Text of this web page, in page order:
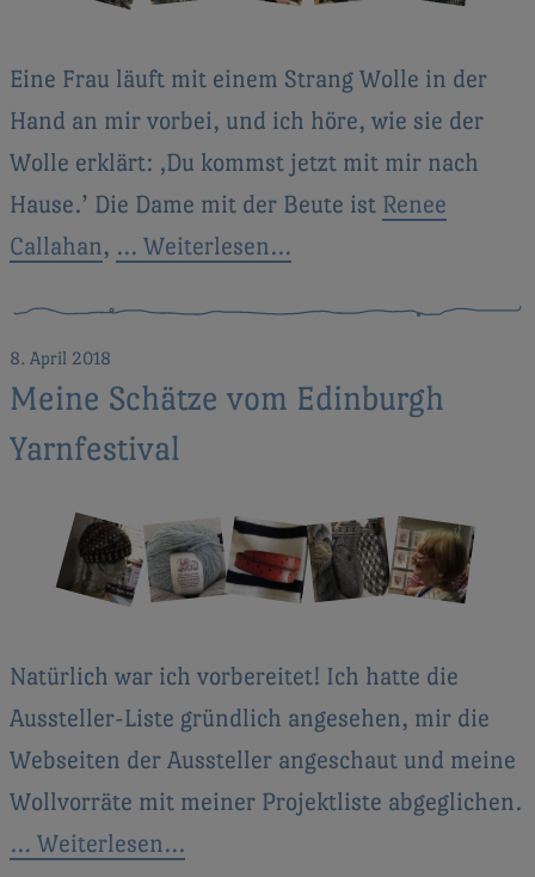
Eine Frau läuft mit einem Strang Wolle in der
Hand an mir vorbei, und ich höre, wie sie der
Wolle erklärt: ‚Du kommst jetzt mit mir nach
Hause.’ Die Dame mit der Beute ist Renee
Callahan, … Weiterlesen…
8. April 2018
Meine Schätze vom Edinburgh
Yarnfestival
Natürlich war ich vorbereitet! Ich hatte die
Aussteller-Liste gründlich angesehen, mir die
Webseiten der Aussteller angeschaut und meine
Wollvorräte mit meiner Projektliste abgeglichen.
… Weiterlesen…